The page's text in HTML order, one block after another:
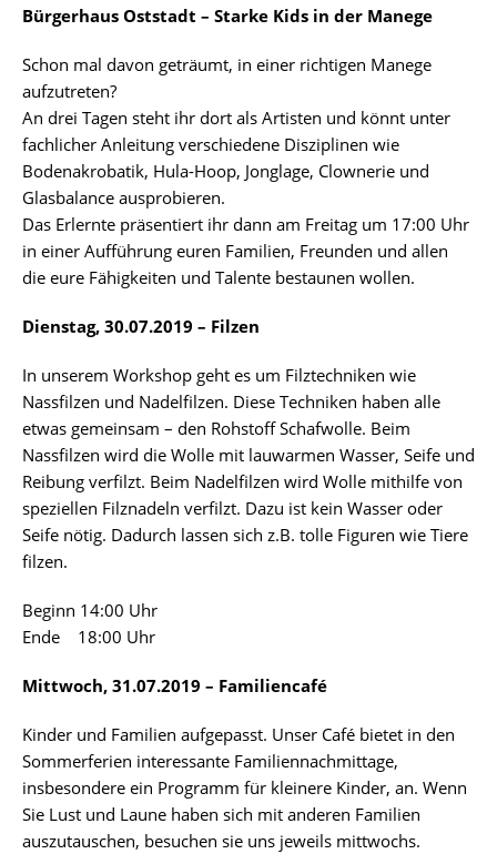
Bürgerhaus Oststadt – Starke Kids in der Manege
Schon mal davon geträumt, in einer richtigen Manege
aufzutreten?
An drei Tagen steht ihr dort als Artisten und könnt unter
fachlicher Anleitung verschiedene Disziplinen wie
Bodenakrobatik, Hula-Hoop, Jonglage, Clownerie und
Glasbalance ausprobieren.
Das Erlernte präsentiert ihr dann am Freitag um 17:00 Uhr
in einer Aufführung euren Familien, Freunden und allen
die eure Fähigkeiten und Talente bestaunen wollen.
Dienstag, 30.07.2019 – Filzen
In unserem Workshop geht es um Filztechniken wie
Nassfilzen und Nadelfilzen. Diese Techniken haben alle
etwas gemeinsam – den Rohstoff Schafwolle. Beim
Nassfilzen wird die Wolle mit lauwarmen Wasser, Seife und
Reibung verfilzt. Beim Nadelfilzen wird Wolle mithilfe von
speziellen Filznadeln verfilzt. Dazu ist kein Wasser oder
Seife nötig. Dadurch lassen sich z.B. tolle Figuren wie Tiere
filzen.
Beginn 14:00 Uhr
Ende 18:00 Uhr
Mittwoch, 31.07.2019 – Familiencafé
Kinder und Familien aufgepasst. Unser Café bietet in den
Sommerferien interessante Familiennachmittage,
insbesondere ein Programm für kleinere Kinder, an. Wenn
Sie Lust und Laune haben sich mit anderen Familien
auszutauschen, besuchen sie uns jeweils mittwochs.